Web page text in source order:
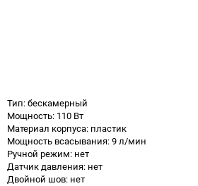
Тип: бескамерный
Мощность: 110 Вт
Материал корпуса: пластик
Мощность всасывания: 9 л/мин
Ручной режим: нет
Датчик давления: нет
Двойной шов: нет